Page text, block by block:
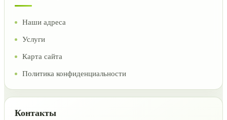
Наши адреса
Услуги
Карта сайта
Политика конфиденциальности
Контакты